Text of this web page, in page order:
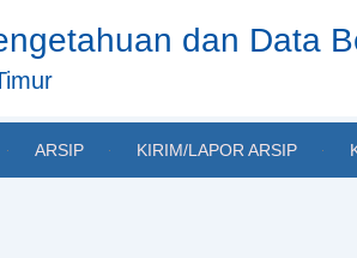
dan Data
ARSIP KIRIM/LAPOR ARSIP